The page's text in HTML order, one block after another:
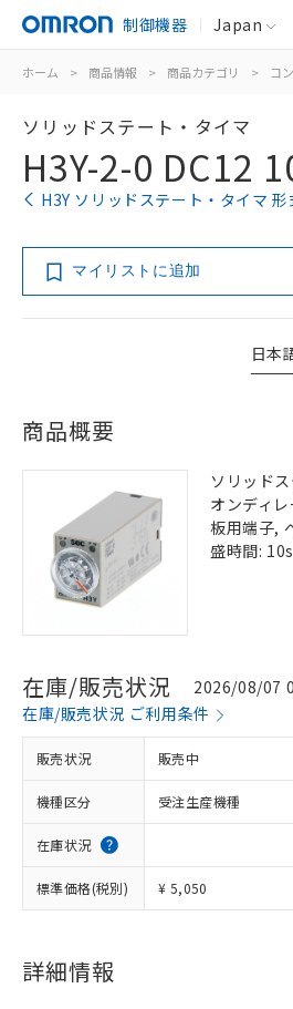
制御機器 Japan
ホーム > 商品情報 > 商品カテゴリ > コ
ソリッドステート・タイマ
H3Y-2-0 DC12
H3Y ソリッドステート・タイマ 形
マイリストに追加
日本
商品概要
ソリッド
オンディ
板用端子,
盛時間: 10s
在庫/販売状況
2026/08/07
在庫/販売状況 ご利用条件
販売状況 販売中
機種区分 受注生産機種
在庫状況
標準価格(税別) ¥ 5,050
詳細情報